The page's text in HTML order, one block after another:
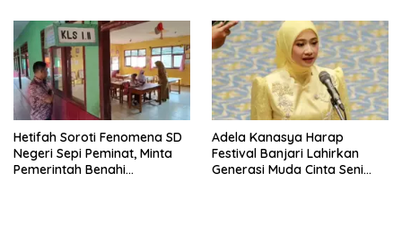
Hetifah Soroti Fenomena SD
Negeri Sepi Peminat, Minta
Pemerintah Benahi
Adela Kanasya Harap
Festival Banjari Lahirkan
Generasi Muda Cinta Seni